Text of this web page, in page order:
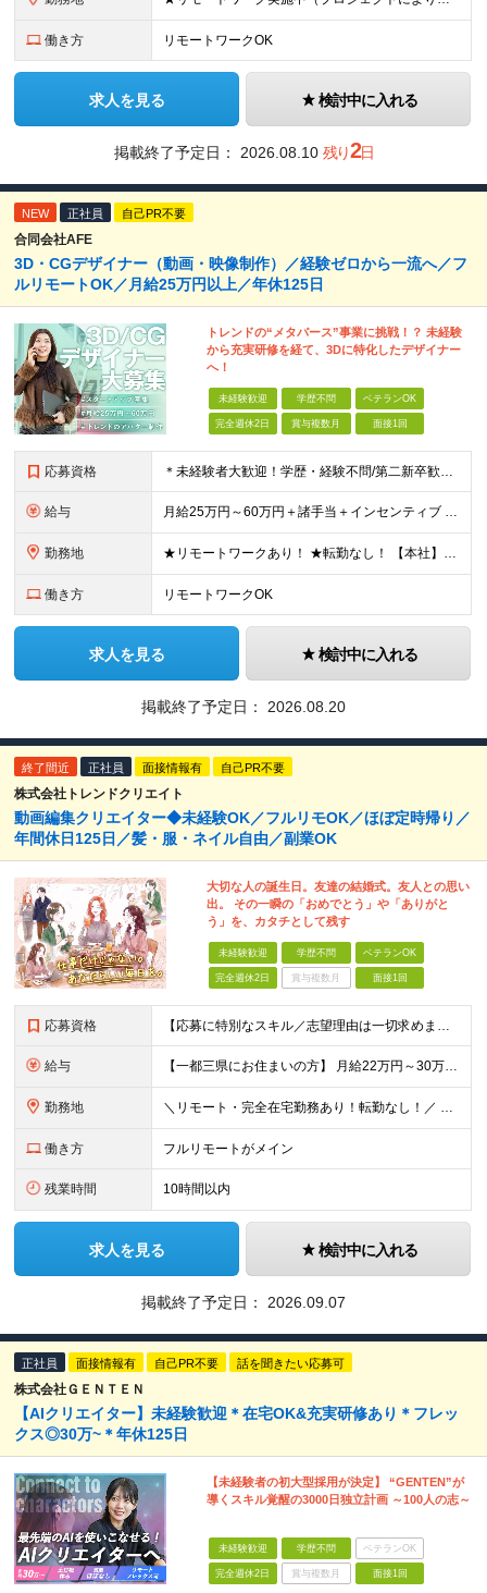
働き方 リモートワークOK
求人を見る 検討中に入れる
掲載終了予定日： 2026.08.10 残り2日
NEW 正社員 自己PR不要
合同会社AFE
3D・CGデザイナー（動画・映像制作）／経験ゼロから一流へ／フ
ルリモートOK／月給25万円以上／年休125日
トレンドの“メタバース”事業に挑戦！？ 未経験
から充実研修を経て、3Dに特化したデザイナー
へ！
未経験歓迎 学歴不問 ベテランOK
完全週休2日 賞与複数月 面接1回
応募資格 ＊未経験者大歓迎！学歴・経験不問/第二新卒歓迎/WEB面接可能＊ ▼未経験歓迎＆完全ポテンシャル採用！▼ 基礎のキソから学べる研修があるので経験は一切不問！ 面接では「あなたの想い」を教えてくださ
給与 月給25万円～60万円＋諸手当＋インセンティブ ★Point 100％年収UPでの待遇提示も可能！ ※経験者であれば、100%年収アップも実現可能です。 【インセンティブについて】 プロジェクト報
勤務地 ★リモートワークあり！ ★転勤なし！ 【本社】東京都港区西新橋２丁目４−３ プロス西新橋ビル６階 【プロジェクト先】東京都・神奈川県・千葉県・埼玉など多数！ ※希望を考慮の上、配属プロジェクトを決
働き方 リモートワークOK
求人を見る 検討中に入れる
掲載終了予定日： 2026.08.20
終了間近 正社員 面接情報有 自己PR不要
株式会社トレンドクリエイト
動画編集クリエイター◆未経験OK／フルリモOK／ほぼ定時帰り／
年間休日125日／髪・服・ネイル自由／副業OK
大切な人の誕生日。友達の結婚式。友人との思い
出。 その一瞬の「おめでとう」や「ありがと
う」を、カタチとして残す
未経験歓迎 学歴不問 ベテランOK
完全週休2日 賞与複数月 面接1回
応募資格 【応募に特別なスキル／志望理由は一切求めません！】 学歴不問／職種・業種未経験歓迎／面接は1回のみ！ ☆彡10名以上の仲間を大募集！ 未経験・第二新卒・初めての正社員も大歓迎！ 「動画を見るのが
給与 【一都三県にお住まいの方】 月給22万円～30万円+インセンティブ ※経験・能力を考慮して決定。経験がある場合は、スキルに応じた月給額でスタートします。 ※上記には固定残業代（10時間分／15,000
勤務地 ＼リモート・完全在宅勤務あり！転勤なし！／ 【47都道府県の好きな地域で働けます☆彡】 ★リモート・フルリモートも選択可能です！ └将来的には「お気に入りのカフェでテレワーク」 「日本全国、旅をしな
働き方 フルリモートがメイン
残業時間 10時間以内
求人を見る 検討中に入れる
掲載終了予定日： 2026.09.07
正社員 面接情報有 自己PR不要 話を聞きたい応募可
株式会社ＧＥＮＴＥＮ
【AIクリエイター】未経験歓迎＊在宅OK&充実研修あり＊フレッ
クス◎30万~＊年休125日
【未経験者の初大型採用が決定】 “GENTEN”が
導くスキル覚醒の3000日独立計画 ～100人の志～
未経験歓迎 学歴不問 ベテランOK
完全週休2日 賞与複数月 面接1回